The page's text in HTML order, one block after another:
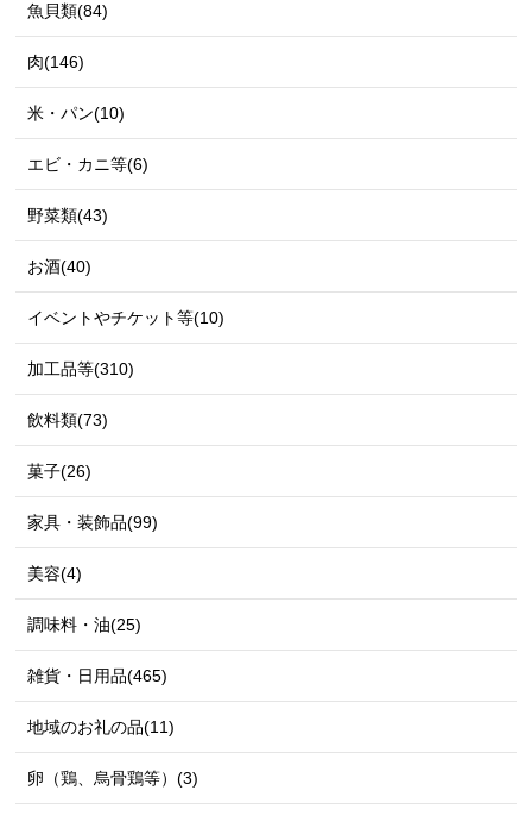
魚貝類(84)
肉(146)
米・パン(10)
エビ・カニ等(6)
野菜類(43)
お酒(40)
イベントやチケット等(10)
加工品等(310)
飲料類(73)
菓子(26)
家具・装飾品(99)
美容(4)
調味料・油(25)
雑貨・日用品(465)
地域のお礼の品(11)
卵（鶏、烏骨鶏等）(3)